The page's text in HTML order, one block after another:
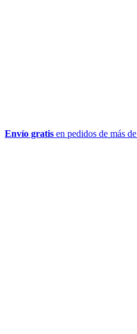
Envío gratis en pedidos de más